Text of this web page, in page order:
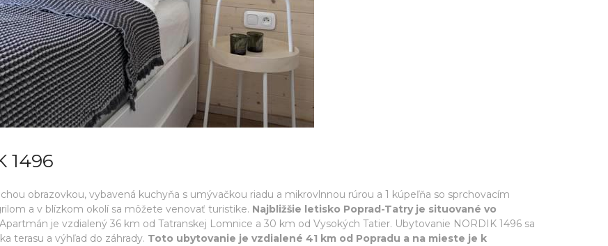
1496
obrazovkou, vybavená kuchyňa s umývačkou riadu a mikrovlnnou rúrou a 1 kúpeľňa so sprchovacím
a v blízkom okolí sa môžete venovať turistike. Najbližšie letisko Poprad-Tatry je situované vo
je vzdialený 36 km od Tatranskej Lomnice a 30 km od Vysokých Tatier. Ubytovanie NORDIK 1496 sa
terasu a výhľad do záhrady. Toto ubytovanie je vzdialené 41 km od Popradu a na mieste je k